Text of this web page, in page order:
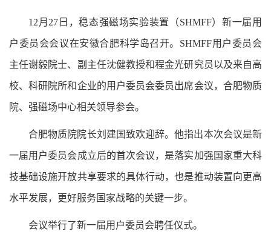
12月27日，稳态强磁场实验装置（SHMFF）新一届用
户委员会会议在安徽合肥科学岛召开。SHMFF用户委员会
主任谢毅院士、副主任沈健教授和程金光研究员以及来自高
校、科研院所和企业的用户委员会委员出席会议，合肥物质
院、强磁场中心相关领导参会。
合肥物质院院长刘建国致欢迎辞。他指出本次会议是新
一届用户委员会成立后的首次会议，是落实加强国家重大科
技基础设施开放共享要求的具体行动，也是推动装置向更高
水平发展，更好服务国家战略的关键一步。
会议举行了新一届用户委员会聘任仪式。